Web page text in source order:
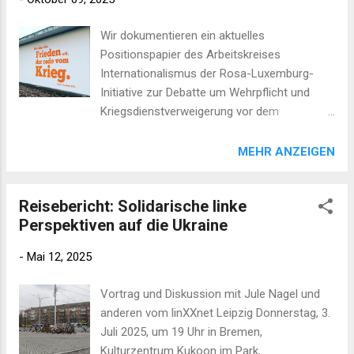
Vergangenheit und denen der Gegenwart.
sowjetischen Terrors heute ist eine Form
des Protests gegen Diktatur. „Rückgabe der
Namen“ ist eine Gedenkaktion, bei der wir die
Namen der Opfer politischer Repressionen in
öffentlichen Räumen verlesen, um sie
Geschichte „zurückzugeben“ und an die
finden auf Russisch, Ukrainisch, Weißrussis...
Wir dokumentieren ein aktuelles
Positionspapier des Arbeitskreises
Internationalismus der Rosa-Luxemburg-
Initiative zur Debatte um Wehrpflicht und
Kriegsdienstverweigerung vor dem
die Ukraine, an welchem wir mitgearbeitet
Kriegsdienstverweigerung Jegliche
Diskussionen über den Kampf für den
untrennbar mit unserer Einschätzung des
andauernden Krieges in der Ukraine als des
zentralen destabilisierenden Faktors der
MEHR ANZEIGEN
Reisebericht: Solidarische linke
Perspektiven auf die Ukraine
- Mai 12, 2025
Vortrag und Diskussion mit Jule Nagel und
anderen vom linXXnet Leipzig Donnerstag, 3.
Juli 2025, um 19 Uhr in Bremen,
Kulturzentrum Kukoon im Park,